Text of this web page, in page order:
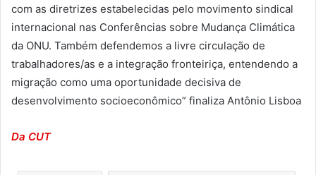
com as diretrizes estabelecidas pelo movimento sindical
internacional nas Conferências sobre Mudança Climática
da ONU. Também defendemos a livre circulação de
trabalhadores/as e a integração fronteiriça, entendendo a
migração como uma oportunidade decisiva de
desenvolvimento socioeconômico” finaliza Antônio Lisboa
Da CUT